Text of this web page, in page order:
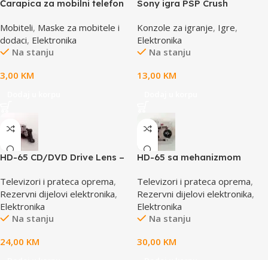
Čarapica za mobilni telefon
bijela 65x100mm
Mobiteli, Maske za mobitele i
dodaci, Elektronika
Na stanju
3,00 KM
Sony igra PSP Crush
Konzole za igranje, Igre,
Elektronika
Na stanju
13,00 KM
HD-65 CD/DVD Drive Lens –
Televizori i prateca oprema,
Rezervni dijelovi elektronika,
Elektronika
Na stanju
24,00 KM
HD-65 sa mehanizmom
AE-HD65M
Televizori i prateca oprema,
Rezervni dijelovi elektronika,
Elektronika
Na stanju
30,00 KM